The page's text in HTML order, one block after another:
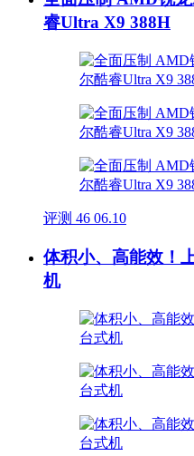
睿Ultra X9 388H
评测 46 06.10
体积小、高能效！
机